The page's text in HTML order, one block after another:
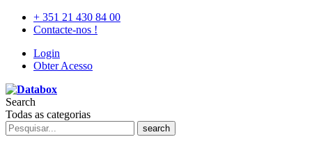
+ 351 21 430 84 00
Contacte-nos !
Login
Obter Acesso
Search
Todas as categorias
search